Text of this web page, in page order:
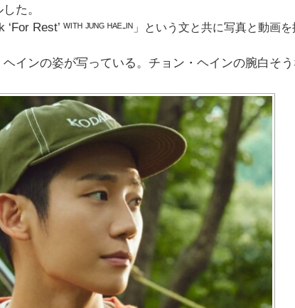
た。
Rest’ ᵂᴵᵀᴴ ᴶᵁᴺᴳ ᴴᴬᴱ-ᴵᴺ」という文と共に写真と動画
インの姿が写っている。チョン・ヘインの腕白そ